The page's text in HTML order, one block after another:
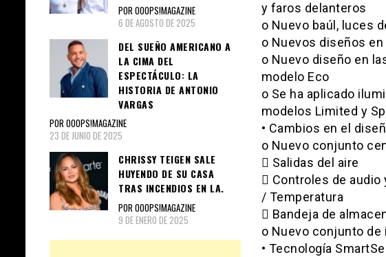
y faros delanteros
o Nuevo baúl, luces
o Nuevos diseños
o Nuevo diseño en
modelo Eco
o Se ha aplicado
modelos Limited y
• Cambios en el
o Nuevo conjunto
 Salidas del aire
 Controles de audio
/ Temperatura
 Bandeja de
o Nuevo conjunto
• Tecnología
POR OOOPS!MAGAZINE
6 DE AGOSTO DE 2025
DEL SUEÑO AMERICANO A
LA CIMA DEL
ESPECTÁCULO: LA
HISTORIA DE ANTONIO
VARGAS
POR OOOPS!MAGAZINE
23 DE JUNIO DE 2025
CHRISSY TEIGEN SALE
HUYENDO DE SU CASA
TRAS INCENDIOS EN LA.
POR OOOPS!MAGAZINE
9 DE ENERO DE 2025